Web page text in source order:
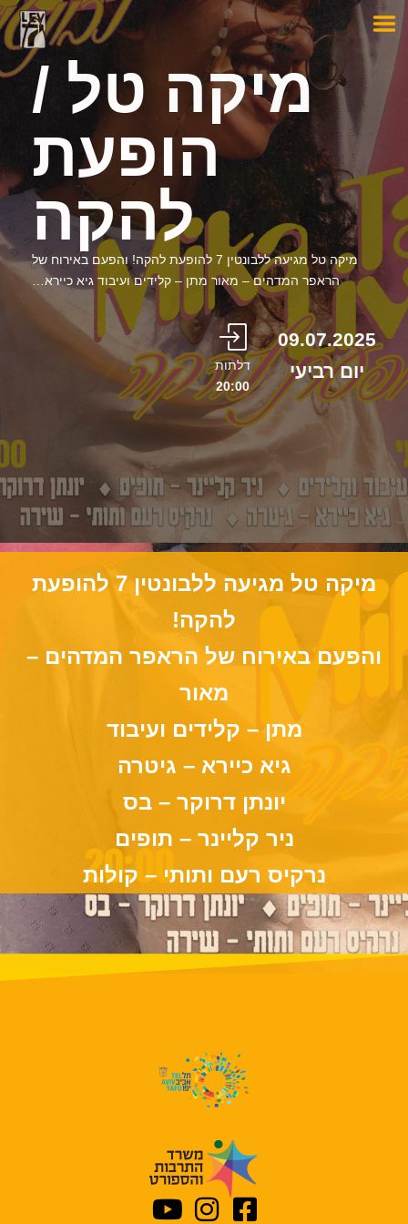
מיקה טל /
הופעת
להקה
מיקה טל מגיעה ללבונטין 7 להופעת להקה! והפעם באירוח של
הראפר המדהים – מאור מתן – קלידים ועיבוד גיא כיירא…
09.07.2025
יום רביעי
דלתות
20:00
מיקה טל מגיעה ללבונטין 7 להופעת
להקה!
והפעם באירוח של הראפר המדהים –
מאור
מתן – קלידים ועיבוד
גיא כיירא – גיטרה
יונתן דרוקר – בס
ניר קליינר – תופים
נרקיס רעם ותותי – קולות